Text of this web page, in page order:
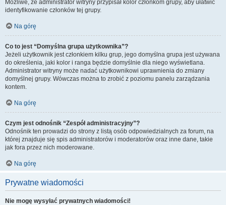
Możliwe, że administrator witryny przypisał kolor członkom grupy, aby ułatwić
identyfikowanie członków tej grupy.
Na górę
Co to jest “Domyślna grupa użytkownika”?
Jeżeli użytkownik jest członkiem kilku grup, jego domyślna grupa jest używana
do określenia, jaki kolor i ranga będzie domyślnie dla niego wyświetlana.
Administrator witryny może nadać użytkownikowi uprawnienia do zmiany
domyślnej grupy. Wówczas można to zrobić z poziomu panelu zarządzania
kontem.
Na górę
Czym jest odnośnik “Zespół administracyjny”?
Odnośnik ten prowadzi do strony z listą osób odpowiedzialnych za forum, na
której znajduje się spis administratorów i moderatorów oraz inne dane, takie
jak fora przez nich moderowane.
Na górę
Prywatne wiadomości
Nie mogę wysyłać prywatnych wiadomości!